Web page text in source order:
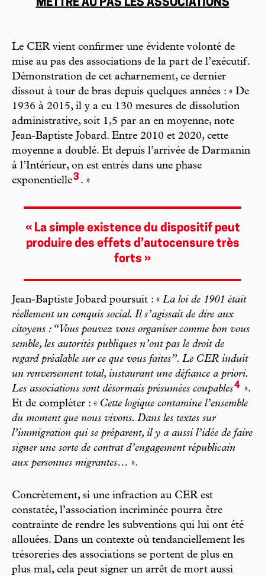
METTRE AU PAS LES ASSOCIATIONS
Le CER vient confirmer une évidente volonté de
mise au pas des associations de la part de l’exécutif.
Démonstration de cet acharnement, ce dernier
dissout à tour de bras depuis quelques années : « De
1936 à 2015, il y a eu 130 mesures de dissolution
administrative, soit 1,5 par an en moyenne, note
Jean-Baptiste Jobard. Entre 2010 et 2020, cette
moyenne a doublé. Et depuis l’arrivée de Darmanin
à l’Intérieur, on est entrés dans une phase
exponentielle3 . »
« La simple existence du dispositif peut
produire des effets d’autocensure très
forts »
Jean-Baptiste Jobard poursuit : « La loi de 1901 était
réellement un conquis social. Il s’agissait de dire aux
citoyens : “Vous pouvez vous organiser comme bon vous
semble, les autorités publiques n’ont pas le droit de
regard préalable sur ce que vous faites”. Le CER induit
un renversement total, instaurant une défiance a priori.
Les associations sont désormais présumées coupables4 ».
Et de compléter : « Cette logique contamine l’ensemble
du moment que nous vivons. Dans les textes sur
l’immigration qui se préparent, il y a aussi l’idée de faire
signer une sorte de contrat d’engagement républicain
aux personnes migrantes… ».
Concrètement, si une infraction au CER est
constatée, l’association incriminée pourra être
contrainte de rendre les subventions qui lui ont été
allouées. Dans un contexte où tendanciellement les
trésoreries des associations se portent de plus en
plus mal, cela peut signer un arrêt de mort aussi